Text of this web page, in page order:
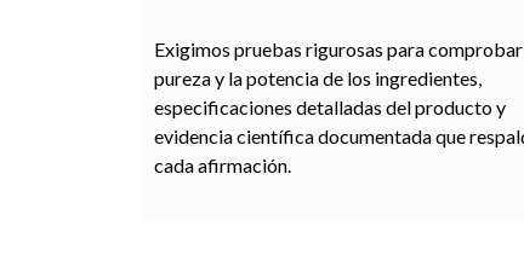
Exigimos pruebas rigurosas para
pureza y la potencia de los ingredientes,
especificaciones detalladas del producto y
evidencia científica documentada que
cada afirmación.